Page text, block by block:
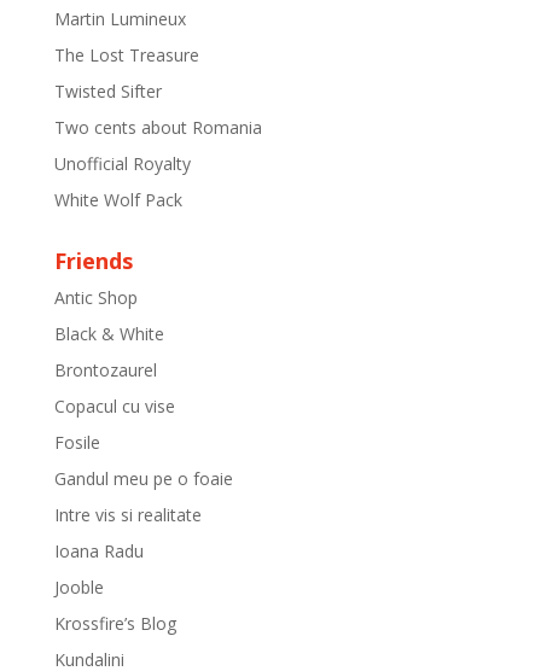
Martin Lumineux
The Lost Treasure
Twisted Sifter
Two cents about Romania
Unofficial Royalty
White Wolf Pack
Friends
Antic Shop
Black & White
Brontozaurel
Copacul cu vise
Fosile
Gandul meu pe o foaie
Intre vis si realitate
Ioana Radu
Jooble
Krossfire’s Blog
Kundalini